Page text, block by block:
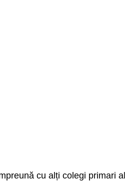
cu alți colegi primari